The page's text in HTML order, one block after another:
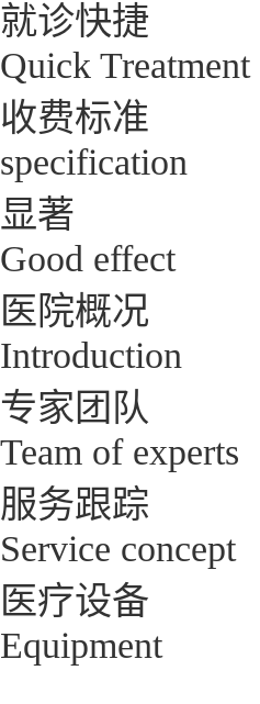
就诊快捷
Quick Treatment
收费标准
specification
显著
Good effect
医院概况
Introduction
专家团队
Team of experts
服务跟踪
Service concept
医疗设备
Equipment